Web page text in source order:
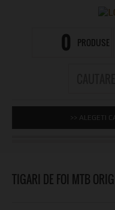
0 PRODUSE
>> ALEGETI
TIGARI DE FOI MTB